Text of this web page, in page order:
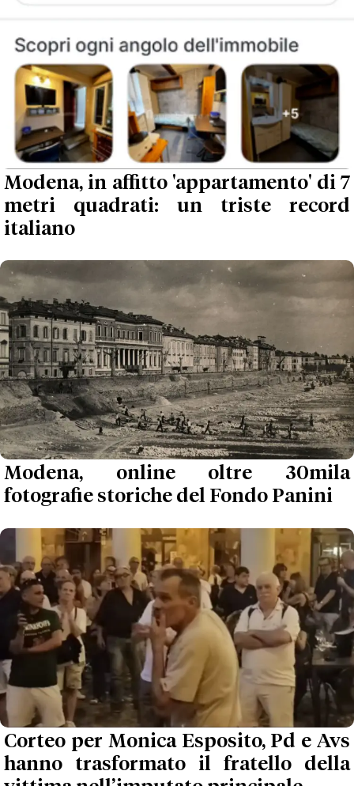
Modena, in affitto 'appartamento' di 7
metri quadrati: un triste record
italiano
Modena, online oltre 30mila
fotografie storiche del Fondo Panini
Corteo per Monica Esposito, Pd e Avs
hanno trasformato il fratello della